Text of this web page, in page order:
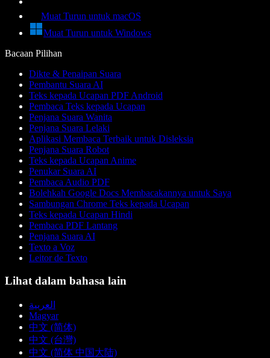
Muat Turun untuk macOS
Muat Turun untuk Windows
Bacaan Pilihan
Dikte & Penaipan Suara
Pembantu Suara AI
Teks kepada Ucapan PDF Android
Pembaca Teks kepada Ucapan
Penjana Suara Wanita
Penjana Suara Lelaki
Aplikasi Membaca Terbaik untuk Disleksia
Penjana Suara Robot
Teks kepada Ucapan Anime
Penukar Suara AI
Pembaca Audio PDF
Bolehkah Google Docs Membacakannya untuk Saya
Sambungan Chrome Teks kepada Ucapan
Teks kepada Ucapan Hindi
Pembaca PDF Lantang
Penjana Suara AI
Texto a Voz
Leitor de Texto
Lihat dalam bahasa lain
العربية
Magyar
中文 (简体)
中文 (台灣)
中文 (简体 中国大陆)